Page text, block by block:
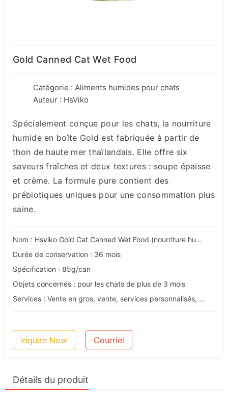
Gold Canned Cat Wet Food
Catégorie : Aliments humides pour chats
Auteur : HsViko
Spécialement conçue pour les chats, la nourriture
humide en boîte Gold est fabriquée à partir de
thon de haute mer thaïlandais. Elle offre six
saveurs fraîches et deux textures : soupe épaisse
et crème. La formule pure contient des
prébiotiques uniques pour une consommation plus
saine.
Nom : Hsviko Gold Cat Canned Wet Food (nourriture humide pour chats en conserve)
Durée de conservation : 36 mois
Spécification : 85g/can
Objets concernés : pour les chats de plus de 3 mois
Services : Vente en gros, vente, services personnalisés, OEM et ODM
Inquire Now Courriel
Détails du produit